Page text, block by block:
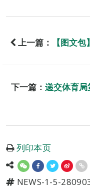
上一篇： 【图文
下一篇： 递交体育
列印本页
NEWS-1-5-